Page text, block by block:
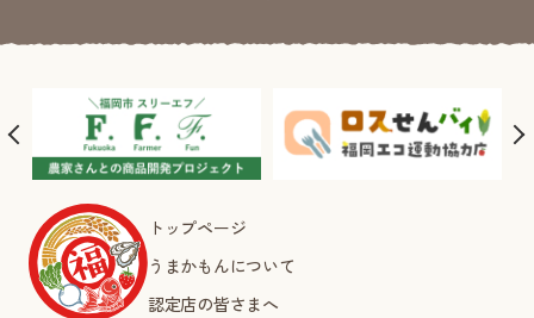
トップページ
うまかもんについて
認定店の皆さまへ